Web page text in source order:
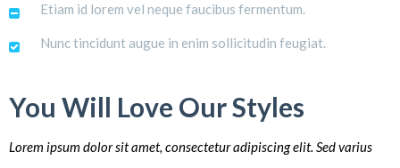
Etiam id lorem vel neque faucibus fermentum.
Nunc tincidunt augue in enim sollicitudin feugiat.
You Will Love Our Styles
Lorem ipsum dolor sit amet, consectetur adipiscing elit. Sed varius